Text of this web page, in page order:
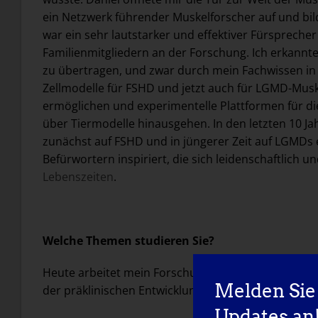
ein Netzwerk führender Muskelforscher auf und
war ein sehr lautstarker und effektiver
Familienmitgliedern an der Forschung. Ich
zu übertragen, und zwar durch mein Fachwissen
Zellmodelle für FSHD und jetzt auch für LGMD-
ermöglichen und experimentelle Plattformen für
über Tiermodelle hinausgehen. In den letzten 10
zunächst auf FSHD und in jüngerer Zeit auf
Befürwortern inspiriert, die sich leidenschaftlich
Lebenszeiten.
Welche Themen studieren Sie?
Heute arbeitet mein Forschungslabor zusammen
der präklinischen Entwicklung und Validierung
Melden